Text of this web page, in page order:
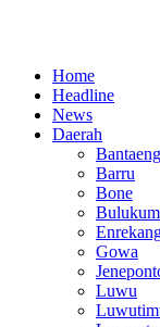
Home
Headline
News
Daerah
Bantaeng
Barru
Bone
Gowa
Luwu